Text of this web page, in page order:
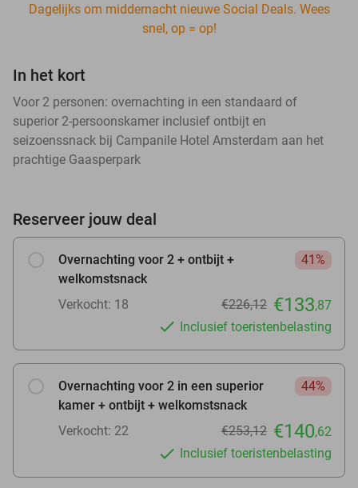
Dagelijks om middernacht nieuwe Social Deals. Wees
snel, op = op!
In het kort
Voor 2 personen: overnachting in een standaard of
superior 2-persoonskamer inclusief ontbijt en
seizoenssnack bij Campanile Hotel Amsterdam aan het
prachtige Gaasperpark
Reserveer jouw deal
Overnachting voor 2 + ontbijt +
welkomstsnack
41%
Verkocht: 18 €226,12 €133,87
Inclusief toeristenbelasting
Overnachting voor 2 in een superior
kamer + ontbijt + welkomstsnack
44%
Verkocht: 22 €253,12 €140,62
Inclusief toeristenbelasting